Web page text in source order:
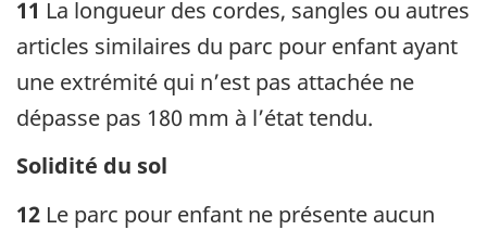
11 La longueur des cordes, sangles ou autres
articles similaires du parc pour enfant ayant
une extrémité qui n’est pas attachée ne
dépasse pas 180 mm à l’état tendu.
Solidité du sol
12 Le parc pour enfant ne présente aucun